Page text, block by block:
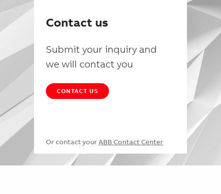
Contact us
Submit your inquiry and
we will contact you
CONTACT US
Or contact your ABB Contact Center